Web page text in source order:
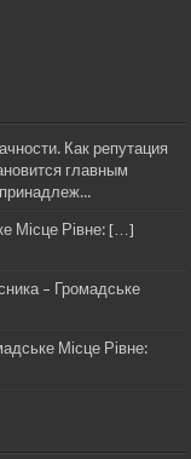
Как репутация
главным
Місце Рівне: […]
– Громадське
Місце Рівне: